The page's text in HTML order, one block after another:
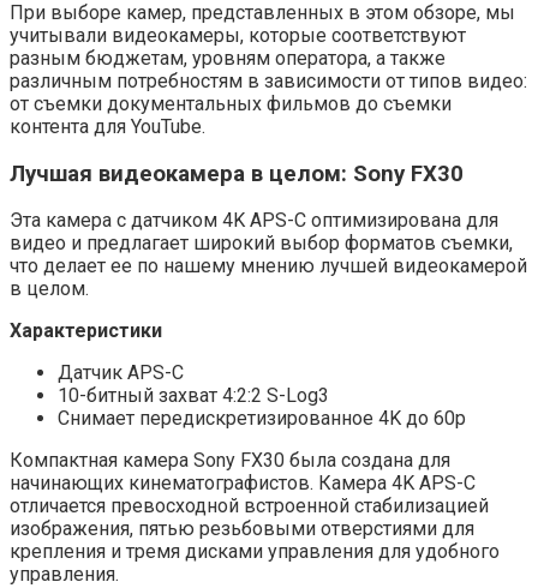
При выборе камер, представленных в этом обзоре, мы
учитывали видеокамеры, которые соответствуют
разным бюджетам, уровням оператора, а также
различным потребностям в зависимости от типов видео:
от съемки документальных фильмов до съемки
контента для YouTube.
Лучшая видеокамера в целом: Sony FX30
Эта камера с датчиком 4K APS-C оптимизирована для
видео и предлагает широкий выбор форматов съемки,
что делает ее по нашему мнению лучшей видеокамерой
в целом.
Характеристики
Датчик APS-C
10-битный захват 4:2:2 S-Log3
Снимает передискретизированное 4K до 60p
Компактная камера Sony FX30 была создана для
начинающих кинематографистов. Камера 4K APS-C
отличается превосходной встроенной стабилизацией
изображения, пятью резьбовыми отверстиями для
крепления и тремя дисками управления для удобного
управления.